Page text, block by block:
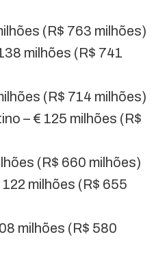
(R$ 763 milhões)
milhões (R$ 741
(R$ 714 milhões)
– € 125 milhões (R$
(R$ 660 milhões)
122 milhões (R$ 655
milhões (R$ 580